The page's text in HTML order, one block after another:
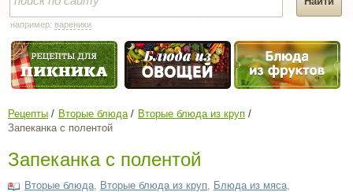
например: вареники
Рецепты Вторые блюда
Вторые блюда из круп
Запеканка с полентой
Запеканка с полентой
Вторые блюда Вторые блюда из круп Блюда из мяса